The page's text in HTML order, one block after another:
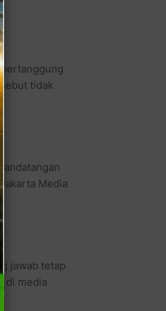
tidak
Media
jawab tetap
di media